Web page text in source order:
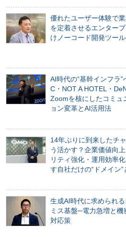
優れたユーザー体験で
を定着させるエンター
けノーコード開発ツー
AI時代の“基幹インフラ
C・NOT A HOTEL・
Zoomを核にしたコミュ
ョン変革とAI活用法
14年ぶりに到来したチ
う活かす？企業価値向
リティ強化・運用効率
す自社だけの“ドメイン”
生成AI時代に求められ
ミス基盤─電力急増と機
対応策